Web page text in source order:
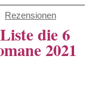
Rezensionen
die 6
2021